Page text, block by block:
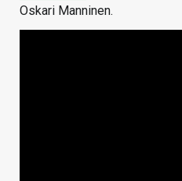
Oskari Manninen.